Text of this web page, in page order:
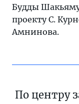
Будды
проекту С.
Амнинова.
По центру